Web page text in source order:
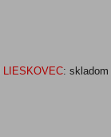
LIESKOVEC: skladom